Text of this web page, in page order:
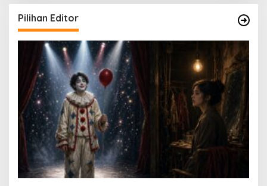
Pilihan Editor